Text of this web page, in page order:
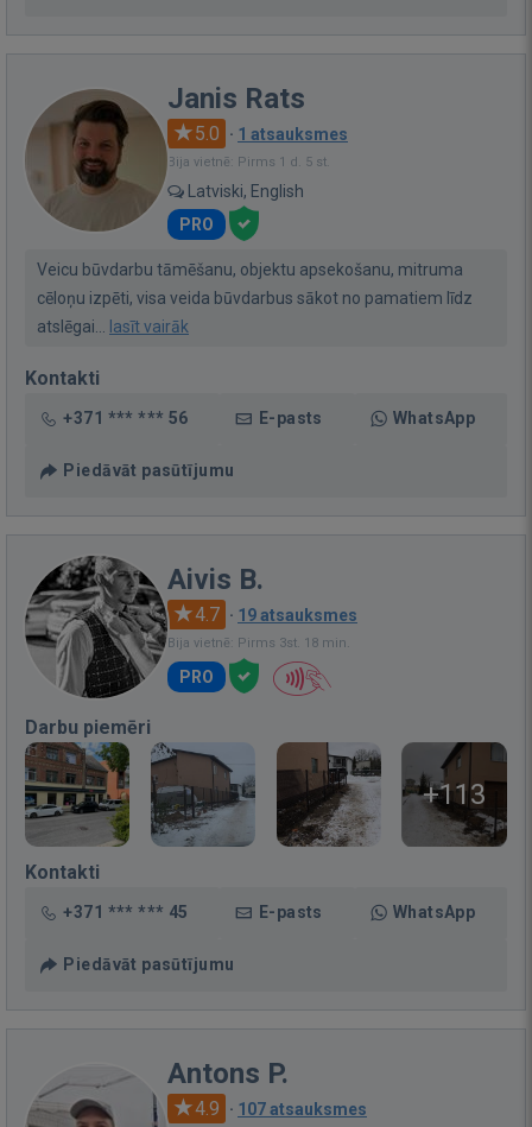
Janis Rats
5.0 · 1 atsauksmes
Bija vietnē: Pirms 1 d. 5 st.
Latviski, English
PRO
Veicu būvdarbu tāmēšanu, objektu apsekošanu, mitruma
cēloņu izpēti, visa veida būvdarbus sākot no pamatiem līdz
atslēgai... lasīt vairāk
Kontakti
+371 *** *** 56 E-pasts WhatsApp
Piedāvāt pasūtījumu
Aivis B.
4.7 · 19 atsauksmes
Bija vietnē: Pirms 3st. 18 min.
PRO
Darbu piemēri
+113
Kontakti
+371 *** *** 45 E-pasts WhatsApp
Piedāvāt pasūtījumu
Antons P.
4.9 · 107 atsauksmes